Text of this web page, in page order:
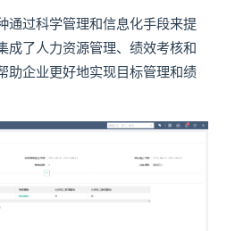
通过科学管理和信息化手段来提
成了人力资源管理、绩效考核和
助企业更好地实现目标管理和绩